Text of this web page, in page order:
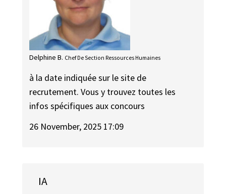
Delphine B. Chef De Section Ressources Humaines
à la date indiquée sur le site de
recrutement. Vous y trouvez toutes les
infos spécifiques aux concours
26 November, 2025 17:09
IA